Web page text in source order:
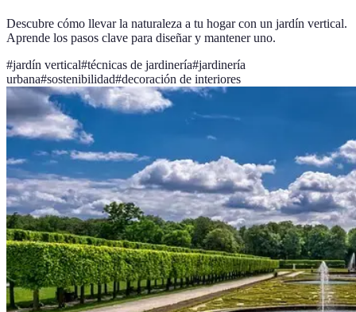
Descubre cómo llevar la naturaleza a tu hogar con un jardín vertical.
Aprende los pasos clave para diseñar y mantener uno.
#jardín vertical#técnicas de jardinería#jardinería
urbana#sostenibilidad#decoración de interiores